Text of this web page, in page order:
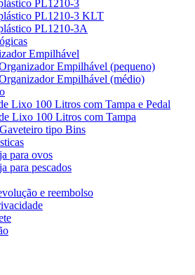
PL1210-3
PL1210-3 KLT
PL1210-3A
Empilhável
Empilhável (pequeno)
Empilhável (médio)
Lixo 100 Litros com Tampa e Pedal
Lixo 100 Litros com Tampa
tipo Bins
para ovos
para pescados
e reembolso